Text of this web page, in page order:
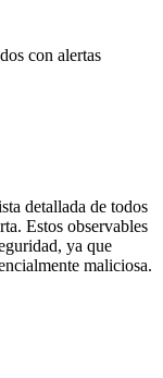
con alertas
detallada de todos
Estos observables
ya que
maliciosa.